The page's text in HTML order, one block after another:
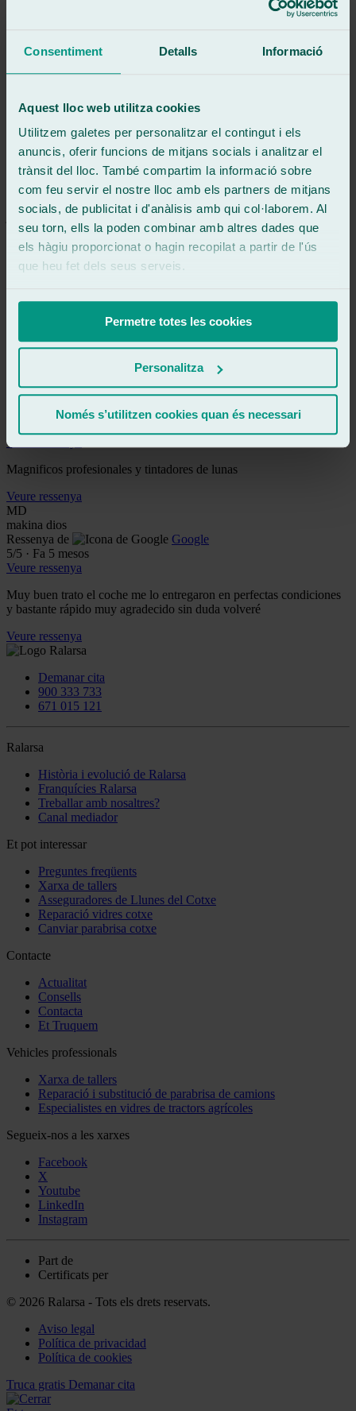
Consentiment Detalls Informació
Aquest lloc web utilitza cookies
Utilitzem galetes per personalitzar el contingut i els
anuncis, oferir funcions de mitjans socials i analitzar el
trànsit del lloc. També compartim la informació sobre
com feu servir el nostre lloc amb els partners de mitjans
socials, de publicitat i d'anàlisis amb qui col·laborem. Al
seu torn, ells la poden combinar amb altres dades que
els hàgiu proporcionat o hagin recopilat a partir de l'ús
que heu fet dels seus serveis.
Permetre totes les cookies
Personalitza
Només s’utilitzen cookies quan és necessari
Acudí a ellos para sustituir la ventanilla izquierda era una sustitución
entregaron el coche limpio de cristales un diez
KC
katherine carrillo
Ressenya de
Google
/5· Fa 4 mesos
Veure ressenya
Veure ressenya
jose escamez perez
Ressenya de
Google
/5· Fa 4 mesos
Veure ressenya
La verdad a sido todo muy rápido y bien hecho, el personal muy
amable y atento en todo momento.
Sin duda son gente y taller muy recomendable 🍀😊😊😊 Gracias
por todo...
consulting
Ressenya de
Google
Veure ressenya
Magnificos profesionales y tintadores de lunas
Veure ressenya
MD
makina dios
Ressenya de
Google
5/5 · Fa 5 mesos
Veure ressenya
Muy buen trato el coche me lo entregaron en perfectas condiciones
y bastante rápido muy agradecido sin duda volveré
Veure ressenya
Demanar cita
900 333 733
671 015 121
Ralarsa
Història i evolució de Ralarsa
Franquícies Ralarsa
Treballar amb nosaltres?
Canal mediador
Et pot interessar
Preguntes freqüents
Xarxa de tallers
Asseguradores de Llunes del Cotxe
Reparació vidres cotxe
Canviar parabrisa cotxe
Contacte
Actualitat
Consells
Contacta
Et Truquem
Vehicles professionals
Xarxa de tallers
Reparació i substitució de parabrisa de camions
Especialistes en vidres de tractors agrícoles
Segueix-nos a les xarxes
Facebook
X
Youtube
LinkedIn
Instagram
Part de
Certificats per
© 2026 Ralarsa - Tots els drets reservats.
Aviso legal
Política de privacidad
Política de cookies
Truca gratis Demanar cita